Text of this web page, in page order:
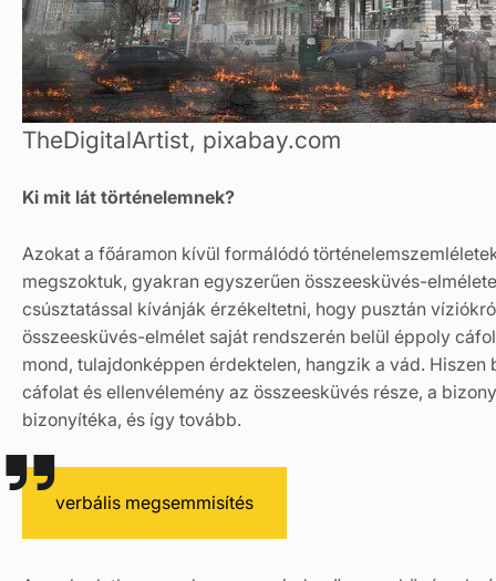
TheDigitalArtist, pixabay.com
Ki mit lát történelemnek?
Azokat a főáramon kívül formálódó
megszoktuk, gyakran egyszerűen összeesküvés-
csúsztatással kívánják érzékeltetni, hogy pusztán
összeesküvés-elmélet saját rendszerén belül éppoly
mond, tulajdonképpen érdektelen, hangzik a vád.
cáfolat és ellenvélemény az összeesküvés része, a
bizonyítéka, és így tovább.
verbális megsemmisítés